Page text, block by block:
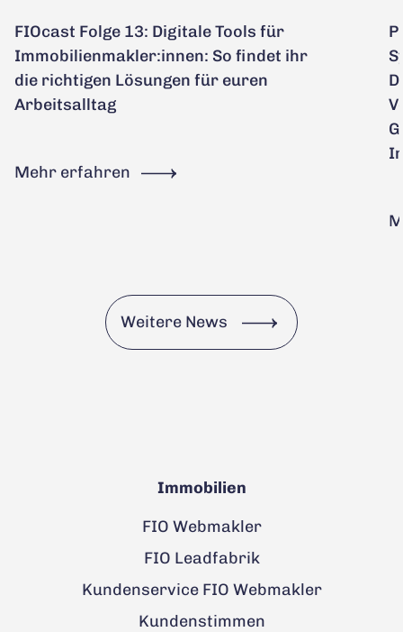
FIOcast Folge 13: Digitale Tools für
Immobilienmakler:innen: So findet ihr
die richtigen Lösungen für euren
Arbeitsalltag
Mehr erfahren
Weitere News
Immobilien
FIO Webmakler
FIO Leadfabrik
Kundenservice FIO Webmakler
Kundenstimmen